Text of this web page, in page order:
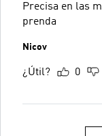
Precisa en las
prenda
Nicov
¿Útil? 0